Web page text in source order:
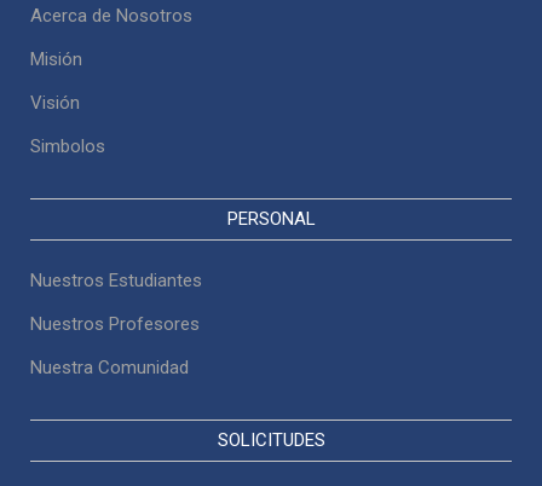
Acerca de Nosotros
Misión
Visión
Simbolos
PERSONAL
Nuestros Estudiantes
Nuestros Profesores
Nuestra Comunidad
SOLICITUDES